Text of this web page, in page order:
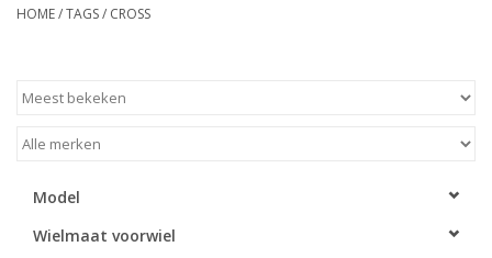
Steps huren of uitproberen
HOME/TAGS/ CROSS
Model
Wielmaat voorwiel